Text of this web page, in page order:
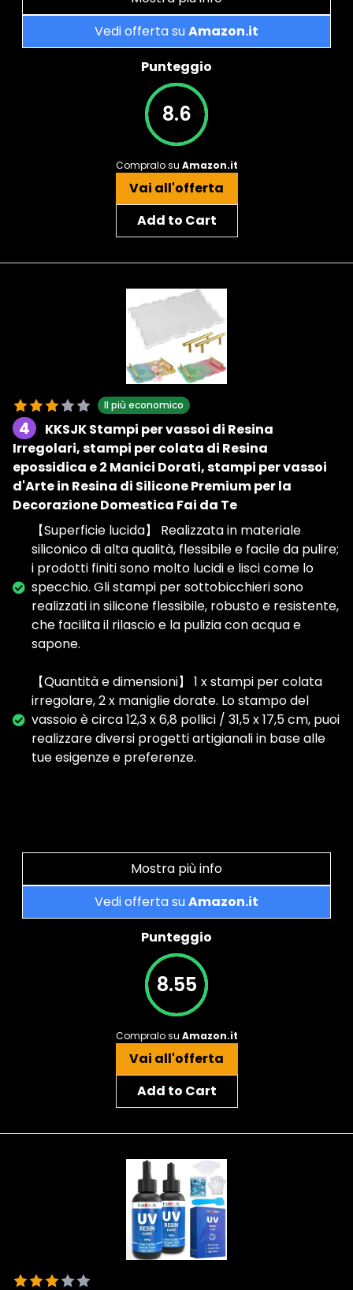
Vedi offerta suAmazon.it
Punteggio
8.6
Compralo su Amazon.it
Vai all'offerta
Add to Cart
Il più economico
4
KKSJK Stampi per vassoi di Resina
Irregolari, stampi per colata di Resina
epossidica e 2 Manici Dorati, stampi per vassoi
d'Arte in Resina di Silicone Premium per la
Decorazione Domestica Fai da Te
【Superficie lucida】 Realizzata in materiale
siliconico di alta qualità, flessibile e facile da pulire;
i prodotti finiti sono molto lucidi e lisci come lo
specchio. Gli stampi per sottobicchieri sono
realizzati in silicone flessibile, robusto e resistente,
che facilita il rilascio e la pulizia con acqua e
sapone.
【Quantità e dimensioni】 1 x stampi per colata
irregolare, 2 x maniglie dorate. Lo stampo del
vassoio è circa 12,3 x 6,8 pollici / 31,5 x 17,5 cm, puoi
realizzare diversi progetti artigianali in base alle
tue esigenze e preferenze.
Mostra più info
Vedi offerta suAmazon.it
Punteggio
8.55
Compralo su Amazon.it
Vai all'offerta
Add to Cart